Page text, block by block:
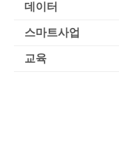
데이터
스마트사업
교육